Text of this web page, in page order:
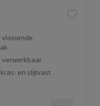
vloeiende
verwerkbaar
en slijtvast